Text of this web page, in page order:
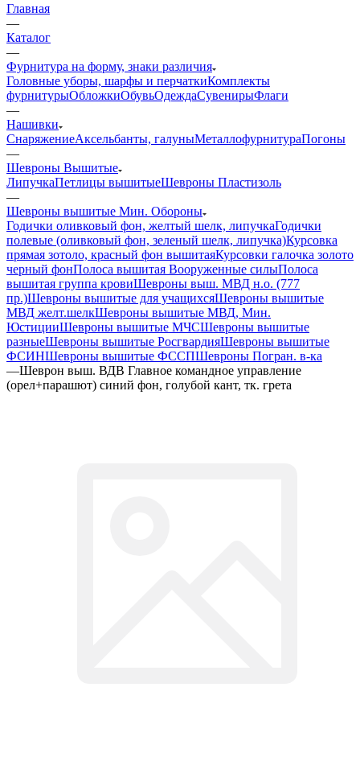
Главная
—
Каталог
—
Фурнитура на форму, знаки различия
Головные уборы, шарфы и перчаткиКомплекты
фурнитурыОбложкиОбувьОдеждаСувенирыФлаги
—
Нашивки
СнаряжениеАксельбанты, галуныМеталлофурнитураПогоны
—
Шевроны Вышитые
ЛипучкаПетлицы вышитыеШевроны Пластизоль
—
Шевроны вышитые Мин. Обороны
Годички оливковый фон, желтый шелк, липучкаГодички
полевые (оливковый фон, зеленый шелк, липучка)Курсовка
прямая зотоло, красный фон вышитаяКурсовки галочка золото
черный фонПолоса вышитая Вооруженные силыПолоса
вышитая группа кровиШевроны выш. МВД н.о. (777
пр.)Шевроны вышитые для учащихсяШевроны вышитые
МВД желт.шелкШевроны вышитые МВД, Мин.
ЮстицииШевроны вышитые МЧСШевроны вышитые
разныеШевроны вышитые РосгвардияШевроны вышитые
ФСИНШевроны вышитые ФССПШевроны Погран. в-ка
—Шеврон выш. ВДВ Главное командное управление
(орел+парашют) синий фон, голубой кант, тк. грета